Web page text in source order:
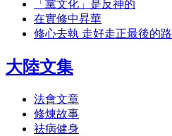
「黨文化」是反神的
在實修中昇華
修心去執 走好走正最後的路
大陸文集
法會文章
修煉故事
祛病健身